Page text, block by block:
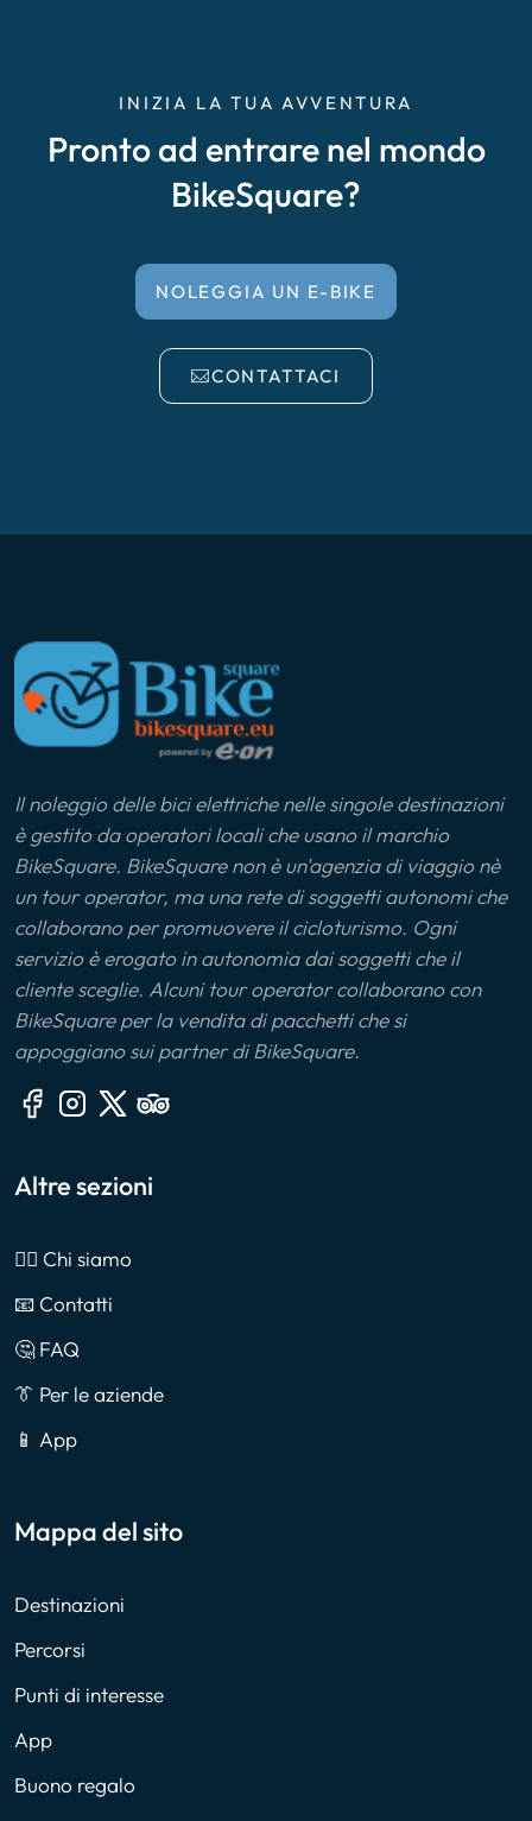
INIZIA LA TUA AVVENTURA
Pronto ad entrare nel mondo
BikeSquare?
NOLEGGIA UN E-BIKE
CONTATTACI
Il noleggio delle bici elettriche nelle singole destinazioni
è gestito da operatori locali che usano il marchio
BikeSquare. BikeSquare non è un'agenzia di viaggio nè
un tour operator, ma una rete di soggetti autonomi che
collaborano per promuovere il cicloturismo. Ogni
servizio è erogato in autonomia dai soggetti che il
cliente sceglie. Alcuni tour operator collaborano con
BikeSquare per la vendita di pacchetti che si
appoggiano sui partner di BikeSquare.
Altre sezioni
🙎‍♂️ Chi siamo
📧 Contatti
🤔 FAQ
👔 Per le aziende
📱 App
Mappa del sito
Destinazioni
Percorsi
Punti di interesse
App
Buono regalo